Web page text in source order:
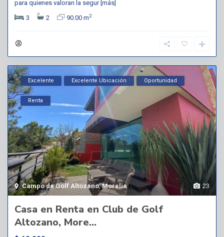
para quienes valoran la segur [más]
3
2 90.00 m2
23
Campo de Golf Altozano,Morelia
Excelente Excelente Ubicación Oportunidad
Renta
Casa en Renta en Club de Golf
Altozano, More...